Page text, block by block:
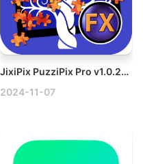
JixiPix PuzziPix Pro v1.0.23 Mac图片拼图工具
2024-11-07